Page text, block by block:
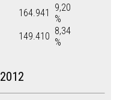
164.941
9,20
%
149.410 8,34
%